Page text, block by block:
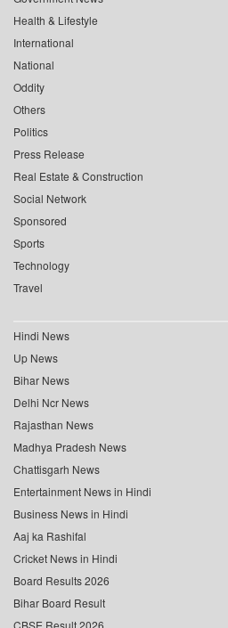
Health & Lifestyle
International
National
Oddity
Others
Politics
Press Release
Real Estate & Construction
Social Network
Sponsored
Sports
Technology
Travel
Hindi News
Up News
Bihar News
Delhi Ncr News
Rajasthan News
Madhya Pradesh News
Chattisgarh News
Entertainment News in Hindi
Business News in Hindi
Aaj ka Rashifal
Cricket News in Hindi
Board Results 2026
Bihar Board Result